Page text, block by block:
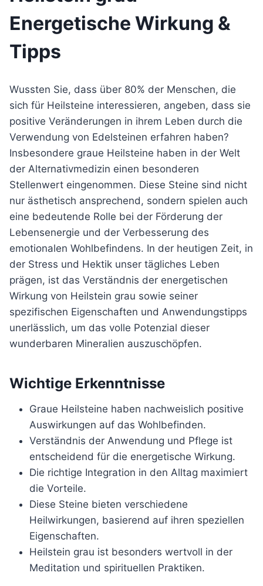
Energetische Wirkung &
Tipps
Wussten Sie, dass über 80% der Menschen, die
sich für Heilsteine interessieren, angeben, dass sie
positive Veränderungen in ihrem Leben durch die
Verwendung von Edelsteinen erfahren haben?
Insbesondere graue Heilsteine haben in der Welt
der Alternativmedizin einen besonderen
Stellenwert eingenommen. Diese Steine sind nicht
nur ästhetisch ansprechend, sondern spielen auch
eine bedeutende Rolle bei der Förderung der
Lebensenergie und der Verbesserung des
emotionalen Wohlbefindens. In der heutigen Zeit, in
der Stress und Hektik unser tägliches Leben
prägen, ist das Verständnis der energetischen
Wirkung von Heilstein grau sowie seiner
spezifischen Eigenschaften und Anwendungstipps
unerlässlich, um das volle Potenzial dieser
wunderbaren Mineralien auszuschöpfen.
Wichtige Erkenntnisse
Graue Heilsteine haben nachweislich positive
Auswirkungen auf das Wohlbefinden.
Verständnis der Anwendung und Pflege ist
entscheidend für die energetische Wirkung.
Die richtige Integration in den Alltag maximiert
die Vorteile.
Diese Steine bieten verschiedene
Heilwirkungen, basierend auf ihren speziellen
Eigenschaften.
Heilstein grau ist besonders wertvoll in der
Meditation und spirituellen Praktiken.